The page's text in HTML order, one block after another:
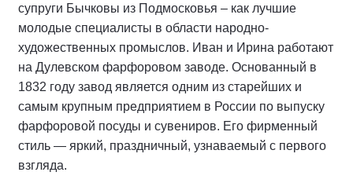
супруги Бычковы из Подмосковья – как лучшие
молодые специалисты в области народно-
художественных промыслов. Иван и Ирина работают
на Дулевском фарфоровом заводе. Основанный в
1832 году завод является одним из старейших и
самым крупным предприятием в России по выпуску
фарфоровой посуды и сувениров. Его фирменный
стиль — яркий, праздничный, узнаваемый с первого
взгляда.